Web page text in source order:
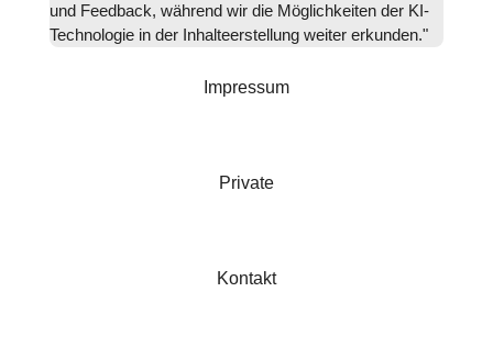
und Feedback, während wir die Möglichkeiten der KI-
Technologie in der Inhalteerstellung weiter erkunden."
Impressum
Private
Kontakt